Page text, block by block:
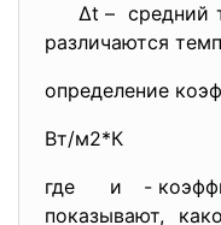
∆t – средний
различаются
определение
Вт/м2*К
где
и -
показывают,